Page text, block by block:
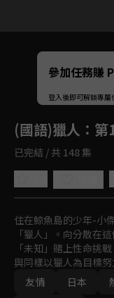
Unmute
如有不便
參加任務賺
登入後即可解鎖專屬
(國語)獵人 ：
已完結 / 共 148 集
住在鯨魚島的少年-小
「獵人」。向分散在
「未知」賭上性命挑
與同樣以獵人為目標
重難關，終於通過獵
人！？異想天開、壯
友情
日本